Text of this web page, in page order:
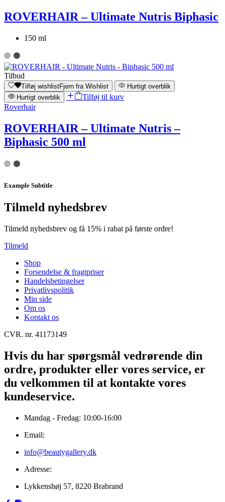
ROVERHAIR – Ultimate Nutris Biphasic
150 ml
Tilbud
Tilføj wishlistFjern fra Wishlist
Hurtigt overblik
Hurtigt overblik
Tilføj til kurv
Roverhair
ROVERHAIR – Ultimate Nutris –
Biphasic 500 ml
Example Subtitle
Tilmeld nyhedsbrev
Tilmeld nyhedsbrev og få 15% i rabat på første ordre!
Tilmeld
Shop
Forsendelse & fragtpriser
Handelsbetingelser
Privatlivspolitik
Min side
Om os
Kontakt os
CVR. nr. 41173149
Hvis du har spørgsmål vedrørende din
ordre, produkter eller vores service, er
du velkommen til at kontakte vores
kundeservice.
Mandag - Fredag: 10:00-16:00
Email:
info@beautygallery.dk
Adresse:
Lykkenshøj 57, 8220 Brabrand